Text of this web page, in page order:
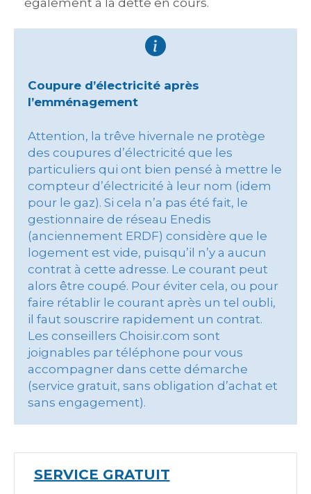
également à la dette en cours.
Coupure d’électricité après
l’emménagement
Attention, la trêve hivernale ne protège
des coupures d’électricité que les
particuliers qui ont bien pensé à mettre le
compteur d’électricité à leur nom (idem
pour le gaz). Si cela n’a pas été fait, le
gestionnaire de réseau Enedis
(anciennement ERDF) considère que le
logement est vide, puisqu’il n’y a aucun
contrat à cette adresse. Le courant peut
alors être coupé. Pour éviter cela, ou pour
faire rétablir le courant après un tel oubli,
il faut souscrire rapidement un contrat.
Les conseillers Choisir.com sont
joignables par téléphone pour vous
accompagner dans cette démarche
(service gratuit, sans obligation d’achat et
sans engagement).
SERVICE GRATUIT